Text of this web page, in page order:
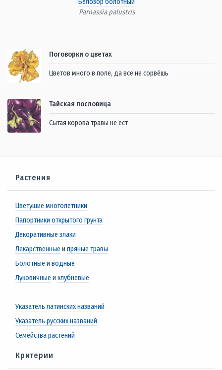
Parnassia palustris
Поговорки о цветах
Цветов много в поле, да все не сорвёшь
Тайская пословица
Сытая корова травы не ест
Растения
Цветущие многолетники
Папортники открытого грунта
Декоративные злаки
Лекарственные и пряные травы
Болотные и водные
Луковичные и клубневые
Указатель латинских названий
Указатель русских названий
Семейства растений
Критерии